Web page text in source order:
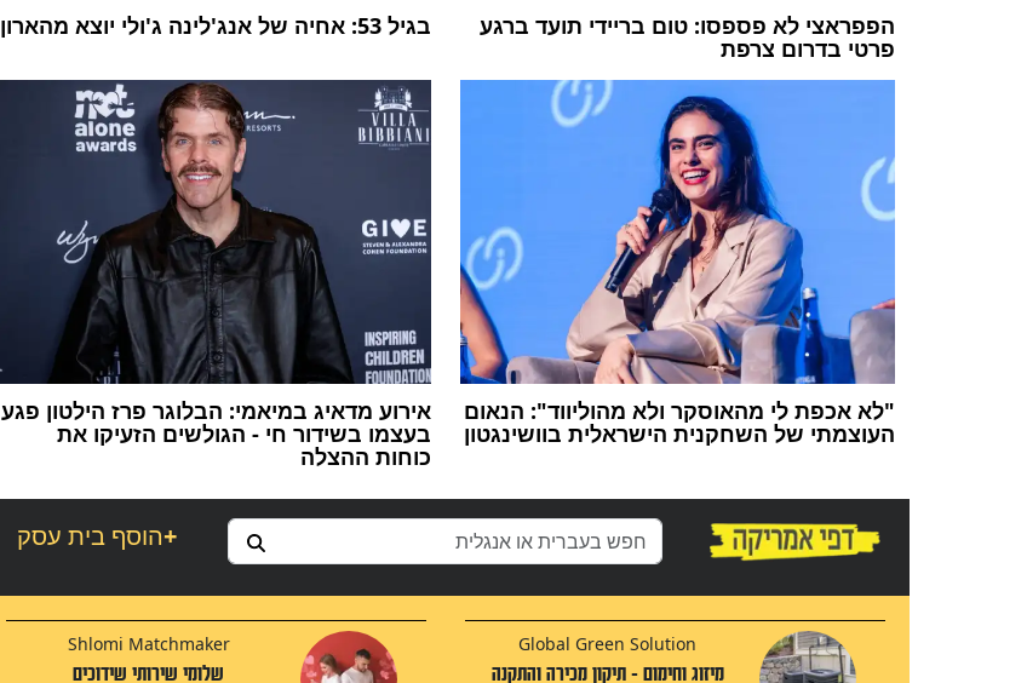
בגיל 53: אחיה של אנג'לינה ג'ולי יוצא מהארון הפפראצי לא פספסו: טום בריידי תועד ברגע
פרטי בדרום צרפת
אירוע מדאיג במיאמי: הבלוגר פרז הילטון פגע
בעצמו בשידור חי - הגולשים הזעיקו את
כוחות ההצלה
"לא אכפת לי מהאוסקר ולא מהוליווד": הנאום
העוצמתי של השחקנית הישראלית בוושינגטון
הוסף בית עסק+
Shlomi Matchmaker
שלומי שירותי שידוכים
Global Green Solution
מיזוג וחימום - תיקון מכירה והתקנה